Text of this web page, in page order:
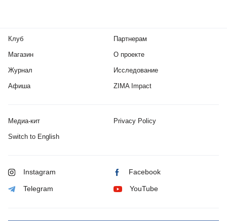
Клуб
Магазин
Журнал
Афиша
Партнерам
О проекте
Исследование
ZIMA Impact
Медиа-кит Privacy Policy
Switch to English
Instagram Facebook
Telegram YouTube